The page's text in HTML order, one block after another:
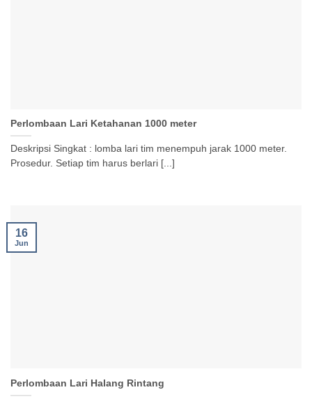
Perlombaan Lari Ketahanan 1000 meter
Deskripsi Singkat : lomba lari tim menempuh jarak 1000 meter.
Prosedur. Setiap tim harus berlari [...]
Perlombaan Lari Halang Rintang
16
Jun